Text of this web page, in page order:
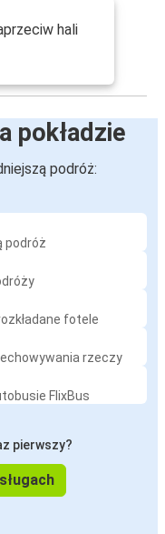
hali
pokładzie
podróż:
podróż
fotele
rzeczy
FlixBus
pierwszy?